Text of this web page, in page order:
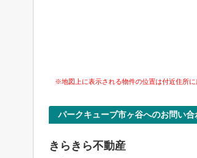
※地図上に表示される物件の位置は付近住所
パークキューブ市ヶ谷へのお問い合
きらきら不動産